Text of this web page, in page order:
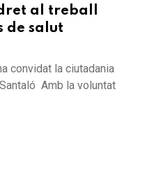
al treball
de salut
convidat la ciutadania
Amb la voluntat